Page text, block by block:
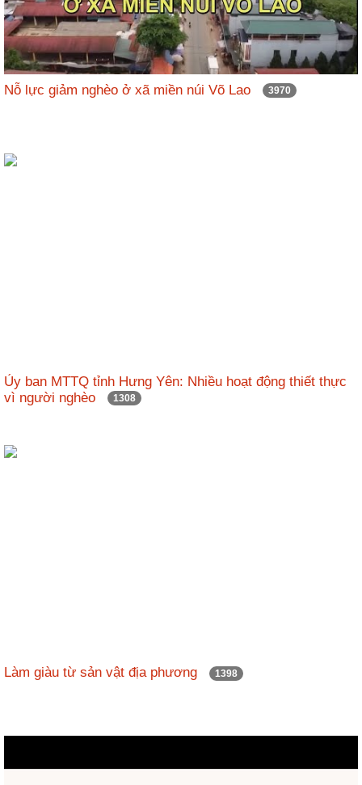
Nỗ lực giảm nghèo ở xã miền núi Võ Lao 3970
Ủy ban MTTQ tỉnh Hưng Yên: Nhiều hoạt động thiết thực
vì người nghèo
1308
Làm giàu từ sản vật địa phương 1398